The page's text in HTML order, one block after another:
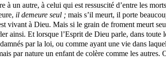
un autre, à celui qui est ressuscité d’entre les
il demeure seul ; mais s’il meurt, il porte
vivant à Dieu. Mais si le grain de froment meurt
ainsi. Et lorsque l’Esprit de Dieu parle, dans
par la loi, ou comme ayant une vie dans
par nature un enfant de colère comme les